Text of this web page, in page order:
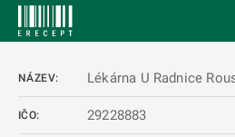
NÁZEV: Lékárna U Radnice
IČO: 29228883